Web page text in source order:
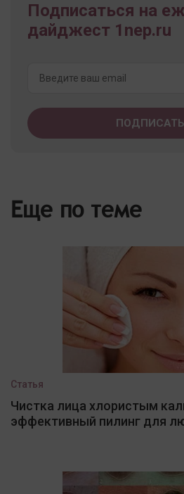
Подписаться на
дайджест 1nep.ru
Еще по теме
Статья
Чистка лица хлористым
эффективный пилинг для